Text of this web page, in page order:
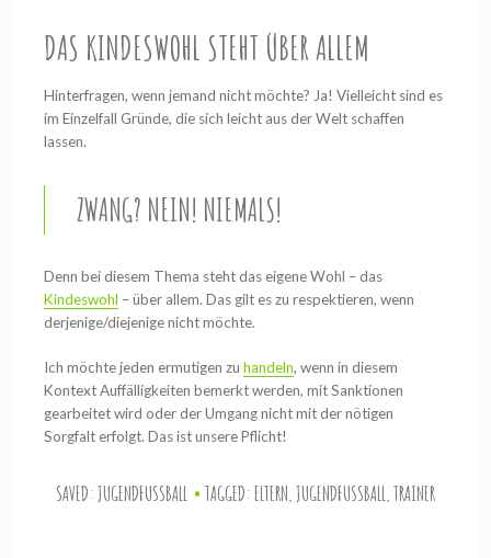
DAS KINDESWOHL STEHT ÜBER ALLEM
Hinterfragen, wenn jemand nicht möchte? Ja! Vielleicht sind es
im Einzelfall Gründe, die sich leicht aus der Welt schaffen
lassen.
ZWANG? NEIN! NIEMALS!
Denn bei diesem Thema steht das eigene Wohl – das
Kindeswohl – über allem. Das gilt es zu respektieren, wenn
derjenige/diejenige nicht möchte.
Ich möchte jeden ermutigen zuhandeln, wenn in diesem
Kontext Auffälligkeiten bemerkt werden, mit Sanktionen
gearbeitet wird oder der Umgang nicht mit der nötigen
Sorgfalt erfolgt. Das ist unsere Pflicht!
SAVED:JUGENDFUSSBALL TAGGED: ELTERN,JUGENDFUSSBALL,TRAINER